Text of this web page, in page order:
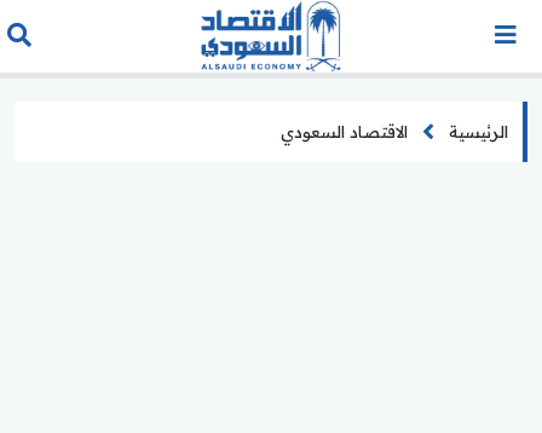
الرئيسية الاقتصاد السعودي